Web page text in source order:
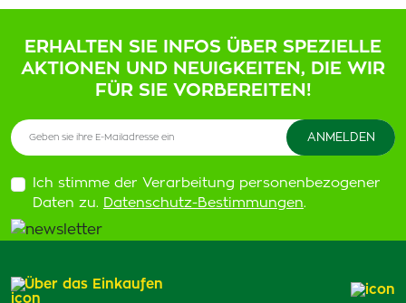
ERHALTEN SIE INFOS ÜBER SPEZIELLE
AKTIONEN UND NEUIGKEITEN, DIE WIR
FÜR SIE VORBEREITEN!
Ich stimme der Verarbeitung personenbezogener
Daten zu. Datenschutz-Bestimmungen.
Über das Einkaufen